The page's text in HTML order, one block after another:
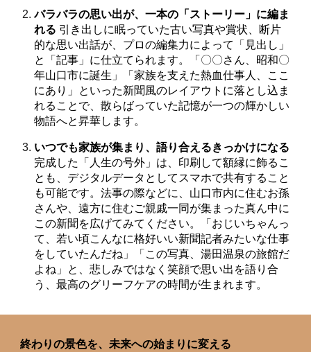
バラバラの思い出が、一本の「ストーリー」に編ま
れる 引き出しに眠っていた古い写真や賞状、断片
的な思い出話が、プロの編集力によって「見出し」
と「記事」に仕立てられます。「〇〇さん、昭和〇
年山口市に誕生」「家族を支えた熱血仕事人、ここ
にあり」といった新聞風のレイアウトに落とし込ま
れることで、散らばっていた記憶が一つの輝かしい
物語へと昇華します。
いつでも家族が集まり、語り合えるきっかけになる
完成した「人生の号外」は、印刷して額縁に飾るこ
とも、デジタルデータとしてスマホで共有すること
も可能です。法事の際などに、山口市内に住むお孫
さんや、遠方に住むご親戚一同が集まった真ん中に
この新聞を広げてみてください。「おじいちゃんっ
て、若い頃こんなに格好いい新聞記者みたいな仕事
をしていたんだね」「この写真、湯田温泉の旅館だ
よね」と、悲しみではなく笑顔で思い出を語り合
う、最高のグリーフケアの時間が生まれます。
終わりの景色を、未来への始まりに変える